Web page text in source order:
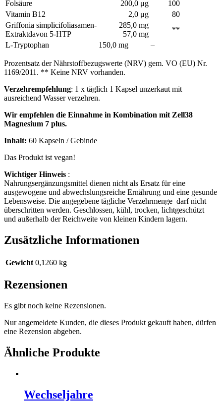
Folsäure
200,0 μg
100
Vitamin B12
2,0 μg
80
Griffonia simplicifoliasamen-
Extraktdavon 5-HTP
285,0 mg
57,0 mg
**
L-Tryptophan
150,0 mg –
Prozentsatz der Nährstoffbezugswerte (NRV) gem. VO (EU) Nr.
1169/2011. ** Keine NRV vorhanden.
Verzehrempfehlung: 1 x täglich 1 Kapsel unzerkaut mit
ausreichend Wasser verzehren.
Wir empfehlen die Einnahme in Kombination mit Zell38
Magnesium 7 plus.
Inhalt: 60 Kapseln / Gebinde
Das Produkt ist vegan!
Wichtiger Hinweis :
Nahrungsergänzungsmittel dienen nicht als Ersatz für eine
ausgewogene und abwechslungsreiche Ernährung und eine gesunde
Lebensweise. Die angegebene tägliche Verzehrmenge darf nicht
überschritten werden. Geschlossen, kühl, trocken, lichtgeschützt
und außerhalb der Reichweite von kleinen Kindern lagern.
Zusätzliche Informationen
Gewicht 0,1260 kg
Rezensionen
Es gibt noch keine Rezensionen.
Nur angemeldete Kunden, die dieses Produkt gekauft haben, dürfen
eine Rezension abgeben.
Ähnliche Produkte
Wechseljahre